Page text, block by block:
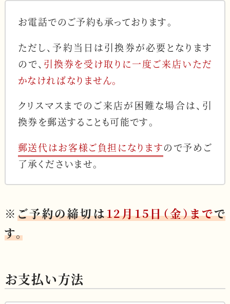
お電話でのご予約も承っております。
ただし、予約当日は引換券が必要となります
ので、 引換券を受け取りに一度ご来店いただ
かなければなりません。
クリスマスまでのご来店が困難な場合は、引
換券を郵送することも可能です。
郵送代はお客様ご負担になりますので予めご
了承くださいませ。
※ご予約の締切は12月15日（金）までで
す。
お支払い方法